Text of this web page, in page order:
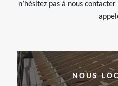
n’hésitez pas à nous
NOUS